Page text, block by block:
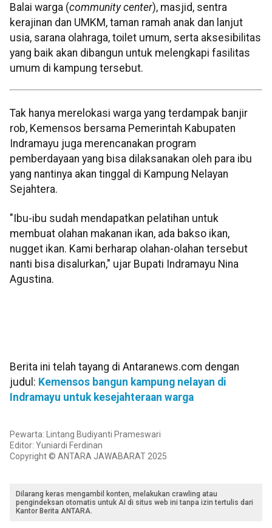
Balai warga (community center), masjid, sentra
kerajinan dan UMKM, taman ramah anak dan lanjut
usia, sarana olahraga, toilet umum, serta aksesibilitas
yang baik akan dibangun untuk melengkapi fasilitas
umum di kampung tersebut.
Tak hanya merelokasi warga yang terdampak banjir
rob, Kemensos bersama Pemerintah Kabupaten
Indramayu juga merencanakan program
pemberdayaan yang bisa dilaksanakan oleh para ibu
yang nantinya akan tinggal di Kampung Nelayan
Sejahtera.
"Ibu-ibu sudah mendapatkan pelatihan untuk
membuat olahan makanan ikan, ada bakso ikan,
nugget ikan. Kami berharap olahan-olahan tersebut
nanti bisa disalurkan," ujar Bupati Indramayu Nina
Agustina.
Berita ini telah tayang di Antaranews.com dengan
judul: Kemensos bangun kampung nelayan di
Indramayu untuk kesejahteraan warga
Pewarta: Lintang Budiyanti Prameswari
Editor: Yuniardi Ferdinan
Copyright © ANTARA JAWABARAT 2025
Dilarang keras mengambil konten, melakukan crawling atau
pengindeksan otomatis untuk AI di situs web ini tanpa izin tertulis dari
Kantor Berita ANTARA.